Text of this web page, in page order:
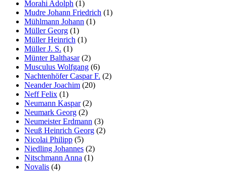
Morahi Adolph (1)
Mudre Johann Friedrich (1)
Mühlmann Johann (1)
Müller Georg (1)
Müller Heinrich (1)
Müller J. S. (1)
Münter Balthasar(2)
Musculus Wolfgang (6)
Nachtenhöfer Caspar F. (2)
Neander Joachim (20)
Neff Felix (1)
Neumann Kaspar(2)
Neumark Georg (2)
Neumeister Erdmann (3)
Neuß Heinrich Georg (2)
Nicolai Philipp (5)
Niedling Johannes (2)
Nitschmann Anna (1)
Novalis (4)